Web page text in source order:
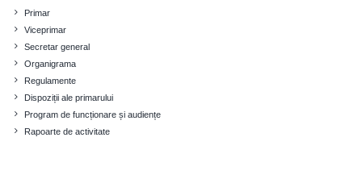
Primar
Viceprimar
Secretar general
Organigrama
Regulamente
Dispoziții ale primarului
Program de funcționare și audiențe
Rapoarte de activitate